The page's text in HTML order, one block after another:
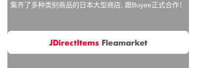
集齐了多种类别商品的日本大型商店, 跟Buyee正式合作！